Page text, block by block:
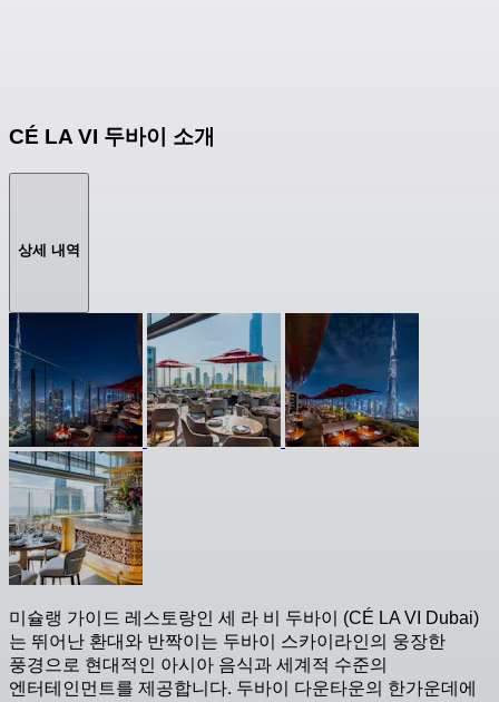
CÉ LA VI 두바이 소개
상세 내역
미슐랭 가이드 레스토랑인 세 라 비 두바이 (CÉ LA VI Dubai)
는 뛰어난 환대와 반짝이는 두바이 스카이라인의 웅장한
풍경으로 현대적인 아시아 음식과 세계적 수준의
엔터테인먼트를 제공합니다. 두바이 다운타운의 한가운데에